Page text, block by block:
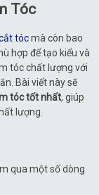
Tóc
tócmà còn bao
hợp để tạo kiểu và
tóc chất lượng với
Bài viết này sẽ
tóc tốt nhất, giúp
lượng.
qua một số dòng